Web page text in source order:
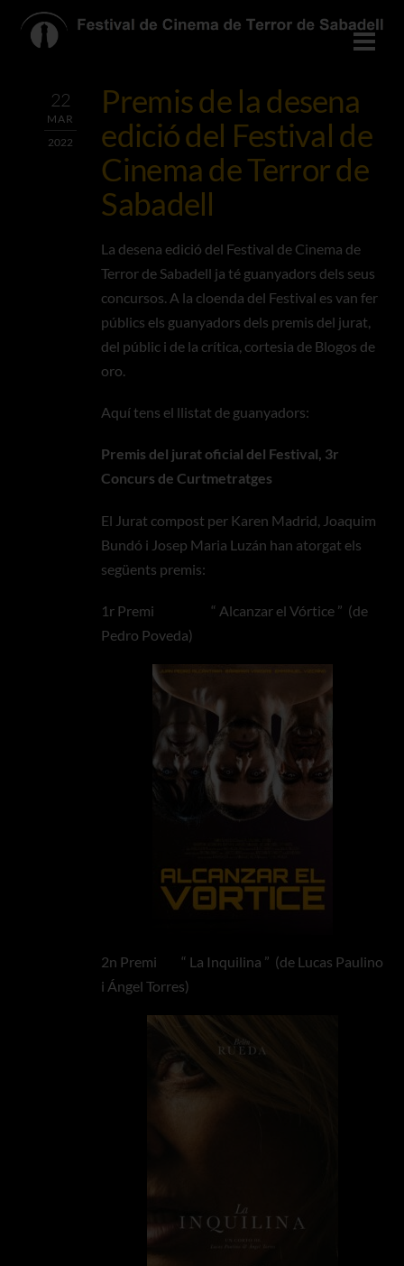
22
MAR
2022
Premis de la desena
edició del Festival de
Cinema de Terror de
Sabadell
La desena edició del Festival de Cinema de
Terror de Sabadell ja té guanyadors dels seus
concursos. A la cloenda del Festival es van fer
públics els guanyadors dels premis del jurat,
del públic i de la crítica, cortesia de Blogos de
oro.
Aquí tens el llistat de guanyadors:
Premis del jurat oficial del Festival, 3r
Concurs de Curtmetratges
El Jurat compost per Karen Madrid, Joaquim
Bundó i Josep Maria Luzán han atorgat els
següents premis:
1r Premi “ Alcanzar el Vórtice ” (de
Pedro Poveda)
2n Premi “ La Inquilina ” (de Lucas Paulino
i Ángel Torres)